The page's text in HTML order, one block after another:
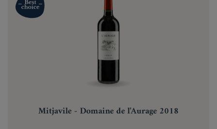
Mitjavile - Domaine de l'Aurage 2018